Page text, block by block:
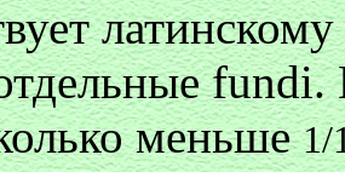
fundi.
меньше1/